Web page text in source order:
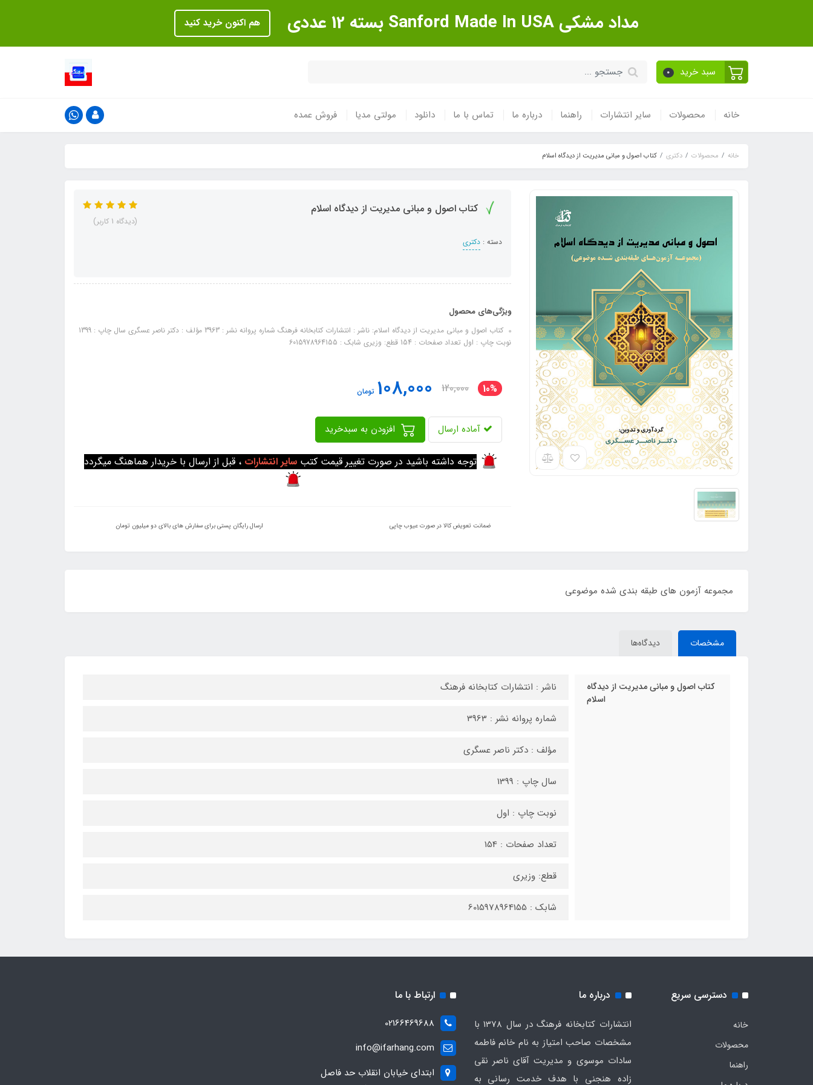
مداد مشکی Sanford Made In USA بسته 12 عددی هم اکنون خرید کنید
سبد خرید 0
خانه محصولات سایر انتشارات راهنما درباره ما تماس با ما دانلود مولتی مدیا فروش عمده
خانه محصولات دکتری کتاب اصول و مبانی مدیریت از دیدگاه اسلام
کتاب اصول و مبانی مدیریت از دیدگاه اسلام
دسته : دکتری
(دیدگاه 1 کاربر)
ویژگی‌های محصول
کتاب اصول و مبانی مدیریت از دیدگاه اسلام: ناشر : انتشارات کتابخانه فرهنگ شماره پروانه نشر : 3963 مؤلف : دکتر ناصر عسگری سال چاپ : 1399
نوبت چاپ : اول تعداد صفحات : 154 قطع: وزیری شابک : 6015978964155
10%
120,000
108,000 تومان
آماده ارسال
توجه داشته باشید در صورت تغییر قیمت کتب سایر انتشارات ، قبل از ارسال با خریدار هماهنگ میگردد
ضمانت تعویض کالا در صورت عیوب چاپی ارسال رایگان پستی برای سفارش های بالای دو میلیون تومان
مجموعه آزمون های طبقه بندی شده موضوعی
مشخصات دیدگاه‌ها
کتاب اصول و مبانی مدیریت از دیدگاه
اسلام
ناشر : انتشارات کتابخانه فرهنگ
شماره پروانه نشر : 3963
مؤلف : دکتر ناصر عسگری
سال چاپ : 1399
نوبت چاپ : اول
تعداد صفحات : 154
قطع: وزیری
شابک : 6015978964155
دسترسی سریع
خانه
محصولات
راهنما
درباره ما
انتشارات کتابخانه فرهنگ در سال 1378 با
مشخصات صاحب امتیاز به نام خانم فاطمه
سادات موسوی و مدیریت آقای ناصر نقی
زاده هنجنی با هدف خدمت رسانی به
ارتباط با ما
02166469688
info@ifarhang.com
ابتداي خيابان انقلاب حد فاصل